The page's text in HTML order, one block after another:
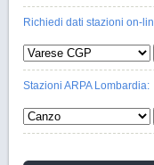
Richiedi dati stazioni on-
Stazioni ARPA Lombardia: